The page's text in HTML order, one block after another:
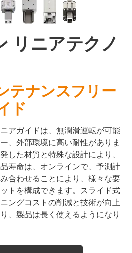
リニアテクノ
テナンスフリー
ド
アガイドは、無潤滑運転が可能
、外部環境に高い耐性がありま
した材質と特殊な設計により、
寿命は、オンラインで、予測計
合わせることにより、様々な要
トを構成できます。スライド式
ングコストの削減と技術が向上
、製品は長く使えるようになり